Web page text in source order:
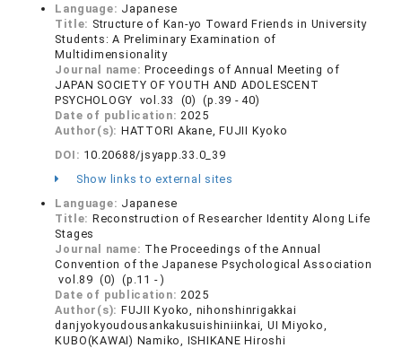
Language: Japanese
Title: Structure of Kan-yo Toward Friends in University
Students: A Preliminary Examination of
Multidimensionality
Journal name:Proceedings of Annual Meeting of
JAPAN SOCIETY OF YOUTH AND ADOLESCENT
PSYCHOLOGY vol.33 (0) (p.39 - 40)
Date of publication: 2025
Author(s): HATTORI Akane, FUJII Kyoko
DOI: 10.20688/jsyapp.33.0_39
Show links to external sites
Language: Japanese
Title: Reconstruction of Researcher Identity Along Life
Stages
Journal name: The Proceedings of the Annual
Convention of the Japanese Psychological Association
vol.89 (0) (p.11 - )
Date of publication: 2025
Author(s): FUJII Kyoko, nihonshinrigakkai
danjyokyoudousankakusuishiniinkai, UI Miyoko,
KUBO(KAWAI) Namiko, ISHIKANE Hiroshi